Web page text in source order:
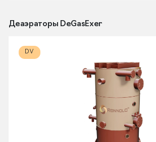
Деаэраторы DeGasExer
DV